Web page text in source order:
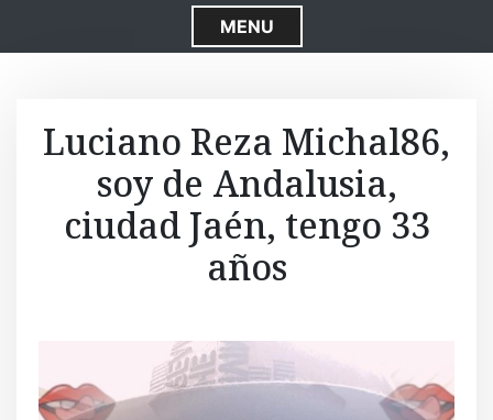
S
k
o
o
n
t
e
MENU
Luciano Reza Michal86,
soy de Andalusia,
ciudad Jaén, tengo 33
años